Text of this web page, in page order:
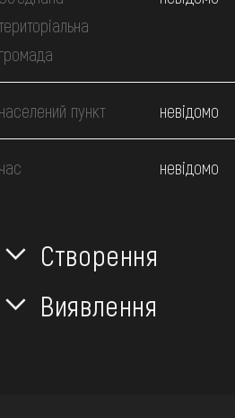
громада
населений пункт невідомо
час невідомо
Створення
Виявлення